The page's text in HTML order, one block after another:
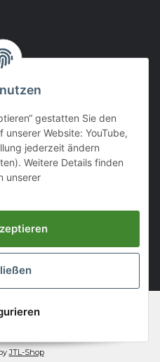
JTL-Shop
gestatten Sie den
Website: YouTube,
jederzeit ändern
Weitere Details finden
unserer